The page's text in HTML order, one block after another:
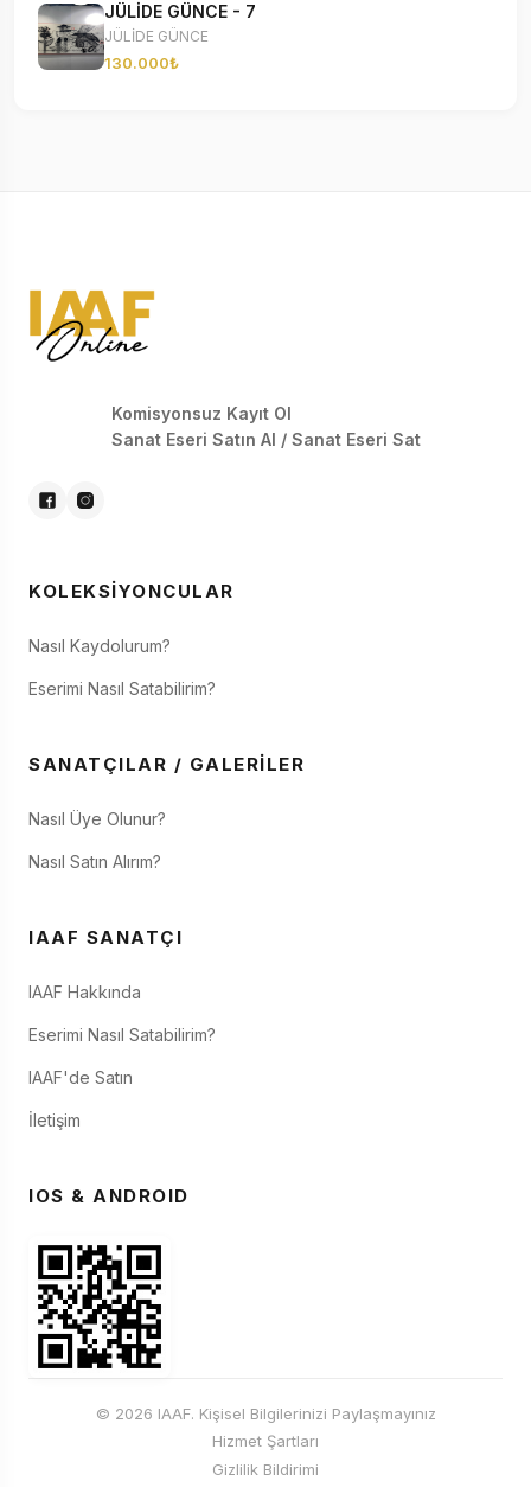
JÜLİDE GÜNCE - 7
JÜLİDE GÜNCE
130.000₺
Komisyonsuz Kayıt Ol
Sanat Eseri Satın Al / Sanat Eseri Sat
KOLEKSIYONCULAR
Nasıl Kaydolurum?
Eserimi Nasıl Satabilirim?
SANATÇILAR / GALERILER
Nasıl Üye Olunur?
Nasıl Satın Alırım?
IAAF SANATÇI
IAAF Hakkında
Eserimi Nasıl Satabilirim?
IAAF'de Satın
İletişim
IOS & ANDROID
© 2026 IAAF. Kişisel Bilgilerinizi Paylaşmayınız
Hizmet Şartları
Gizlilik Bildirimi